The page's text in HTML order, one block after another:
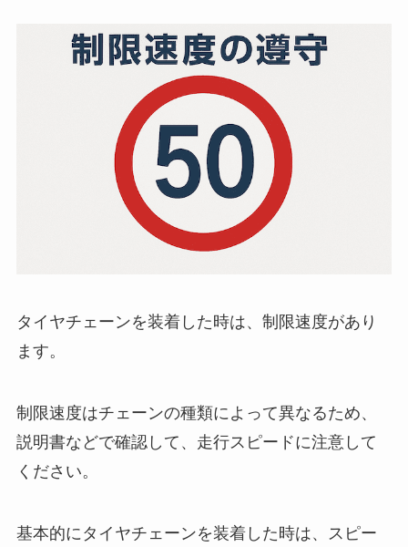
タイヤチェーンを装着した時は、制限速度があり
ます。
制限速度はチェーンの種類によって異なるため、
説明書などで確認して、走行スピードに注意して
ください。
基本的にタイヤチェーンを装着した時は、スピー